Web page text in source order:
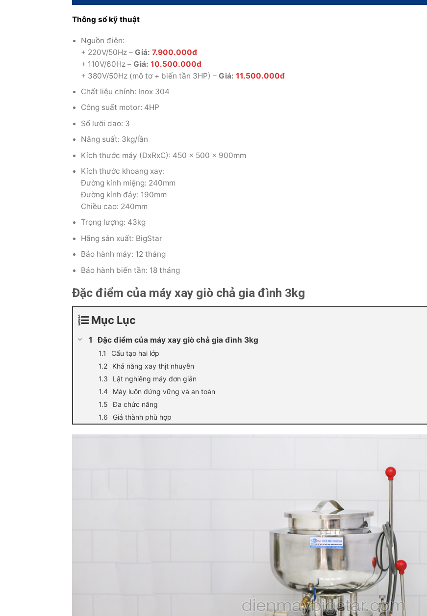
Thông số kỹ thuật
Nguồn điện:
+ 220V/50Hz – Giá: 7.900.000đ
+ 110V/60Hz –Giá:10.500.000đ
+ 380V/50Hz (mô tơ + biến tần 3HP) –Giá:11.500.000đ
Chất liệu chính: Inox 304
Công suất motor: 4HP
Số lưỡi dao: 3
Năng suất: 3kg/lần
Kích thước máy (DxRxC): 450 x 500 x 900mm
Kích thước khoang xay:
Đường kính miệng: 240mm
Đường kính đáy: 190mm
Chiều cao: 240mm
Trọng lượng: 43kg
Hãng sản xuất: BigStar
Bảo hành máy: 12 tháng
Bảo hành biến tần: 18 tháng
Đặc điểm của máy xay giò chả gia đình 3kg
Mục Lục
Đặc điểm của máy xay giò chả gia đình 3kg
Cấu tạo hai lớp
Khả năng xay thịt nhuyễn
Lật nghiêng máy đơn giản
Máy luôn đứng vững và an toàn
Đa chức năng
Giá thành phù hợp